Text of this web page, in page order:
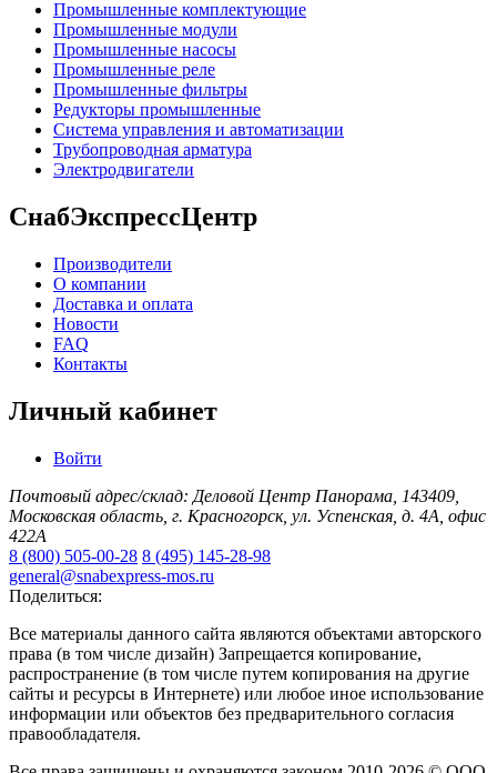
Промышленные комплектующие
Промышленные модули
Промышленные насосы
Промышленные реле
Промышленные фильтры
Редукторы промышленные
Система управления и автоматизации
Трубопроводная арматура
Электродвигатели
СнабЭкспрессЦентр
Производители
О компании
Доставка и оплата
Новости
FAQ
Контакты
Личный кабинет
Войти
Почтовый адрес/склад: Деловой Центр Панорама, 143409,
Московская область, г. Красногорск, ул. Успенская, д. 4А, офис
422А
8 (800) 505-00-28 8 (495) 145-28-98
general@snabexpress-mos.ru
Поделиться:
Все материалы данного сайта являются объектами авторского
права (в том числе дизайн) Запрещается копирование,
распространение (в том числе путем копирования на другие
сайты и ресурсы в Интернете) или любое иное использование
информации или объектов без предварительного согласия
правообладателя.